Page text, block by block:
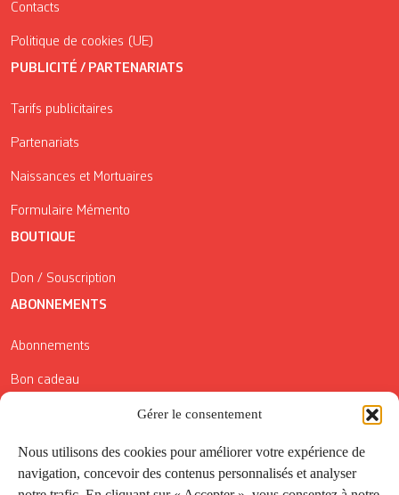
Gérer le consentement
Nous utilisons des cookies pour améliorer votre expérience de
navigation, concevoir des contenus personnalisés et analyser
Contacts
Politique de cookies (UE)
PUBLICITÉ / PARTENARIATS
Tarifs publicitaires
Partenariats
Naissances et Mortuaires
Formulaire Mémento
BOUTIQUE
Don / Souscription
ABONNEMENTS
Abonnements
Bon cadeau
Conditions générales de vente
Réductions de la Carte Côté Courrier
Application